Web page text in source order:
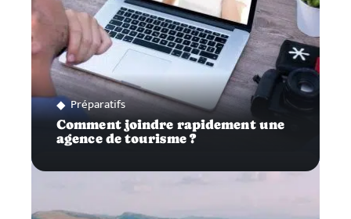
Préparatifs
Comment joindre rapidement une
agence de tourisme ?